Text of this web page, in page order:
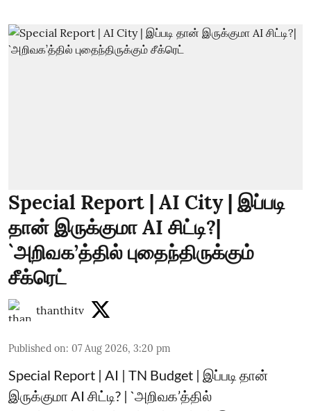
Special Report | AI City | இப்படி
தான் இருக்குமா AI சிட்டி?|
`அறிவக’த்தில் புதைந்திருக்கும்
சீக்ரெட்
thanthitv
Published on: 07 Aug 2026, 3:20 pm
Special Report | AI | TN Budget | இப்படி தான்
இருக்குமா AI சிட்டி? | `அறிவக’த்தில்